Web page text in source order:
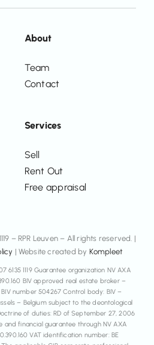
Services
Sell
Rent Out
Free appraisal
About
Team
Contact
– RPR Leuven – All rights reserved. |
| Website created by Kompleet
6135 1119 Guarantee organization NV AXA
BIV approved real estate broker –
number 504267 Control body: BIV –
– Belgium subject to the deontological
of duties: RD of September 27, 2006
and financial guarantee through NV AXA
VAT identification number: BE